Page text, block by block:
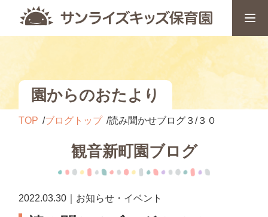
園からのおたより
TOP ブログトップ 読み聞かせブログ３/３０
観音新町園ブログ
2022.03.30｜お知らせ・イベント